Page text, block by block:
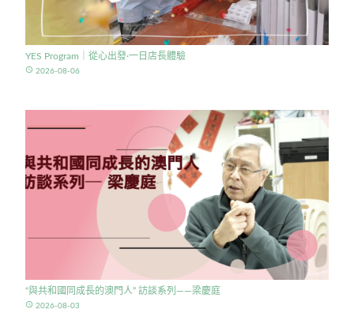
YES Program｜從心出發·一日店長體驗
access_time 2026-08-06
“與共和國同成長的澳門人” 訪談系列——梁慶庭
access_time 2026-08-03